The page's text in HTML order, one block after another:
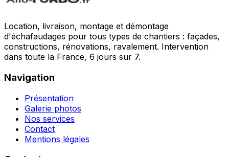
Location, livraison, montage et démontage
d'échafaudages pour tous types de chantiers : façades,
constructions, rénovations, ravalement. Intervention
dans toute la France, 6 jours sur 7.
Navigation
Présentation
Galerie photos
Nos services
Contact
Mentions légales